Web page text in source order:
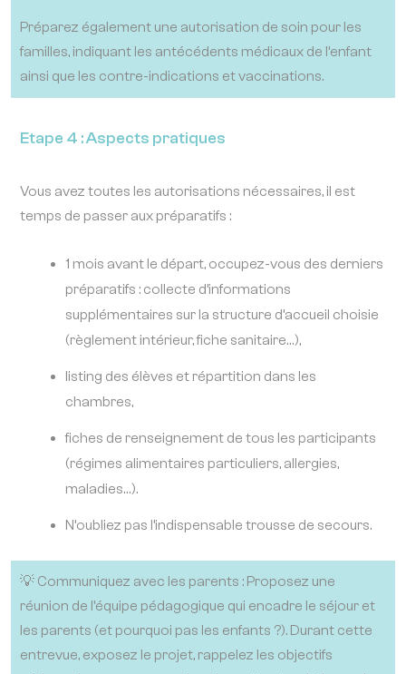
Préparez également une autorisation de soin pour les
familles, indiquant les antécédents médicaux de l’enfant
ainsi que les contre-indications et vaccinations.
Etape 4 : Aspects pratiques
Vous avez toutes les autorisations nécessaires, il est
temps de passer aux préparatifs :
1 mois avant le départ, occupez-vous des derniers
préparatifs : collecte d’informations
supplémentaires sur la structure d’accueil choisie
(règlement intérieur, fiche sanitaire…),
listing des élèves et répartition dans les
chambres,
fiches de renseignement de tous les participants
(régimes alimentaires particuliers, allergies,
maladies…).
N’oubliez pas l’indispensable trousse de secours.
💡 Communiquez avec les parents : Proposez une
réunion de l’équipe pédagogique qui encadre le séjour et
les parents (et pourquoi pas les enfants ?). Durant cette
entrevue, exposez le projet, rappelez les objectifs